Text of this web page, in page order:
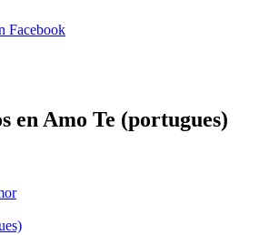
Facebook
en Amo Te (portugues)